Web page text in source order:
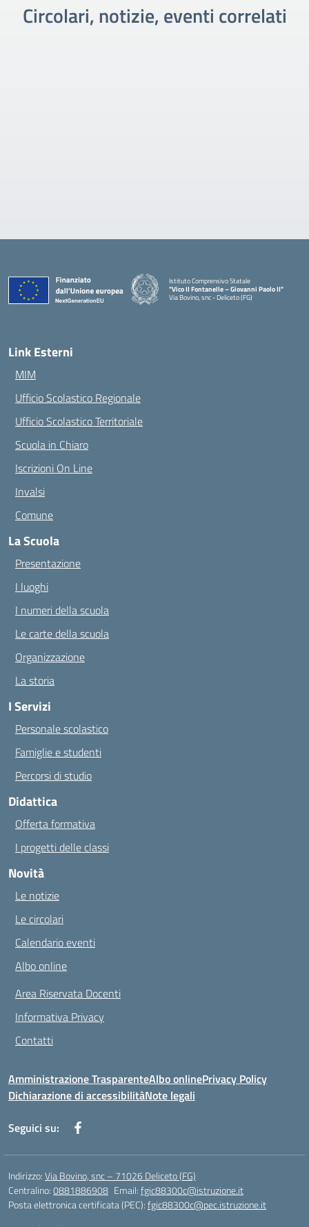
Circolari, notizie, eventi correlati
Istituto Comprensivo Statale
"Vico II Fontanelle – Giovanni Paolo II"
Via Bovino, snc - Deliceto (FG)
Link Esterni
MIM
Ufficio Scolastico Regionale
Ufficio Scolastico Territoriale
Scuola in Chiaro
Iscrizioni On Line
Invalsi
Comune
La Scuola
Presentazione
I luoghi
I numeri della scuola
Le carte della scuola
Organizzazione
La storia
I Servizi
Personale scolastico
Famiglie e studenti
Percorsi di studio
Didattica
Offerta formativa
I progetti delle classi
Novità
Le notizie
Le circolari
Calendario eventi
Albo online
Area Riservata Docenti
Informativa Privacy
Contatti
Amministrazione TrasparenteAlbo onlinePrivacy Policy
Dichiarazione di accessibilitàNote legali
Seguici su:
Indirizzo:Via Bovino, snc – 71026 Deliceto (FG)
Centralino:0881886908 Email:fgic88300c@istruzione.it
Posta elettronica certificata (PEC):fgic88300c@pec.istruzione.it